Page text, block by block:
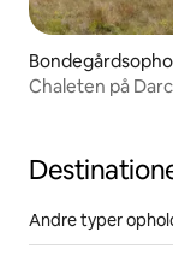
Chaleten på
Andre typer